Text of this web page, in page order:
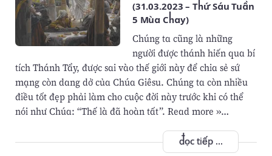
(31.03.2023 – Thứ Sáu Tuần
5 Mùa Chay)
Chúng ta cũng là những
người được thánh hiến qua bí
tích Thánh Tẩy, được sai vào thế giới này để chia sẻ sứ
mạng còn dang dở của Chúa Giêsu. Chúng ta còn nhiều
điều tốt đẹp phải làm cho cuộc đời này trước khi có thể
nói như Chúa: “Thế là đã hoàn tất”. Read more »…
đọc tiếp ...